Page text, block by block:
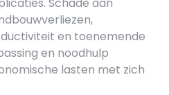
en toenemende
en noodhulp
lasten met zich